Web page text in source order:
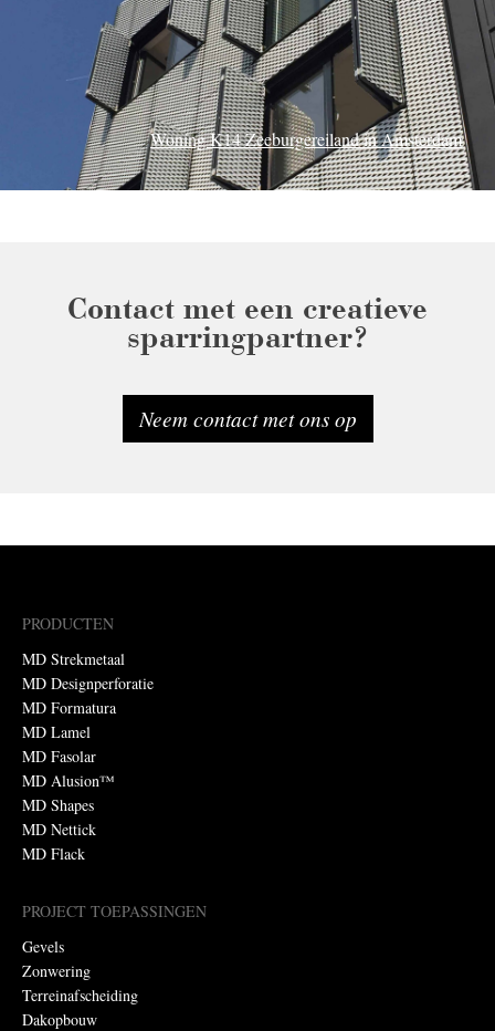
Woning K14 Zeeburgereiland in Amsterdam
Contact met een creatieve
sparringpartner?
Neem contact met ons op
PRODUCTEN
MD Strekmetaal
MD Designperforatie
MD Formatura
MD Lamel
MD Fasolar
MD Alusion™
MD Shapes
MD Nettick
MD Flack
PROJECT TOEPASSINGEN
Gevels
Zonwering
Terreinafscheiding
Dakopbouw